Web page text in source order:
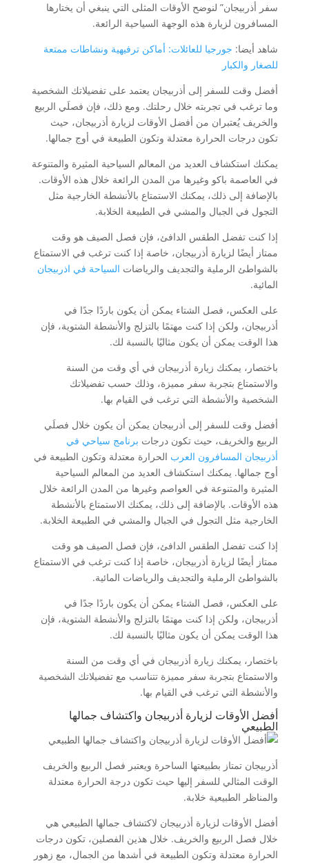
سفر أذربيجان” لنوضح الأوقات المثلى التي ينبغي أن يختارها
المسافرون لزيارة هذه الوجهة السياحية الرائعة.
شاهد أيضا: جورجيا للعائلات: أماكن ترفيهية ونشاطات ممتعة
للصغار والكبار
أفضل وقت للسفر إلى أذربيجان يعتمد على تفضيلاتك الشخصية
وما ترغب في تجربته خلال رحلتك. ومع ذلك، فإن فصلَي الربيع
والخريف يُعتبران من أفضل الأوقات لزيارة أذربيجان، حيث
تكون درجات الحرارة معتدلة وتكون الطبيعة في أوج جمالها.
يمكنك استكشاف العديد من المعالم السياحية المثيرة والمتنوعة
في العاصمة باكو وغيرها من المدن الرائعة خلال هذه الأوقات.
بالإضافة إلى ذلك، يمكنك الاستمتاع بالأنشطة الخارجية مثل
التجول في الجبال والمشي في الطبيعة الخلابة.
إذا كنت تفضل الطقس الدافئ، فإن فصل الصيف هو وقت
ممتاز أيضًا لزيارة أذربيجان، خاصة إذا كنت ترغب في الاستمتاع
بالشواطئ الرملية والتجديف والرياضات السياحة في اذربيجان
المائية.
على العكس، فصل الشتاء يمكن أن يكون باردًا جدًا في
أذربيجان، ولكن إذا كنت مهتمًا بالتزلج والأنشطة الشتوية، فإن
هذا الوقت يمكن أن يكون مثاليًا بالنسبة لك.
باختصار، يمكنك زيارة أذربيجان في أي وقت من السنة
والاستمتاع بتجربة سفر مميزة، وذلك حسب تفضيلاتك
الشخصية والأنشطة التي ترغب في القيام بها.
أفضل وقت للسفر إلى أذربيجان يمكن أن يكون خلال فصلَي
الربيع والخريف، حيث تكون درجات برنامج سياحي في
أذربيجان المسافرون العرب الحرارة معتدلة وتكون الطبيعة في
أوج جمالها. يمكنك استكشاف العديد من المعالم السياحية
المثيرة والمتنوعة في العواصم وغيرها من المدن الرائعة خلال
هذه الأوقات. بالإضافة إلى ذلك، يمكنك الاستمتاع بالأنشطة
الخارجية مثل التجول في الجبال والمشي في الطبيعة الخلابة.
إذا كنت تفضل الطقس الدافئ، فإن فصل الصيف هو وقت
ممتاز أيضًا لزيارة أذربيجان، خاصة إذا كنت ترغب في الاستمتاع
بالشواطئ الرملية والتجديف والرياضات المائية.
على العكس، فصل الشتاء يمكن أن يكون باردًا جدًا في
أذربيجان، ولكن إذا كنت مهتمًا بالتزلج والأنشطة الشتوية، فإن
هذا الوقت يمكن أن يكون مثاليًا بالنسبة لك.
باختصار، يمكنك زيارة أذربيجان في أي وقت من السنة
والاستمتاع بتجربة سفر مميزة تتناسب مع تفضيلاتك الشخصية
والأنشطة التي ترغب في القيام بها.
أفضل الأوقات لزيارة أذربيجان واكتشاف جمالها
الطبيعي
أذربيجان تمتاز بطبيعتها الساحرة ويعتبر فصل الربيع والخريف
الوقت المثالي للسفر إليها حيث تكون درجة الحرارة معتدلة
والمناظر الطبيعية خلابة.
أفضل الأوقات لزيارة أذربيجان لاكتشاف جمالها الطبيعي هي
خلال فصل الربيع والخريف. خلال هذين الفصلين، تكون درجات
الحرارة معتدلة وتكون الطبيعة في أشدها من الجمال، مع زهور